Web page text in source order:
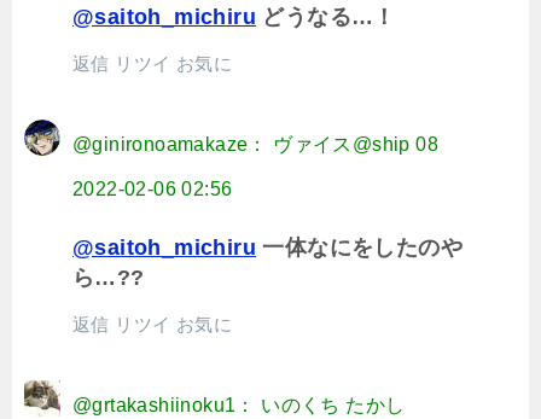
@saitoh_michiru どうなる…！
返信 リツイ お気に
@ginironoamakaze： ヴァイス@ship 08
2022-02-06 02:56
@saitoh_michiru 一体なにをしたのや
ら…??
返信 リツイ お気に
@grtakashiinoku1： いのくち たかし